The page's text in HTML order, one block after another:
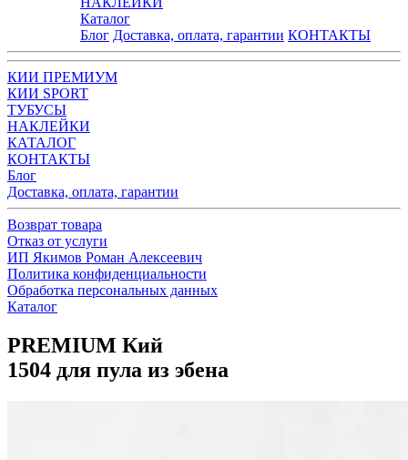
Каталог
Блог Доставка, оплата, гарантии КОНТАКТЫ
КИИ ПРЕМИУМ
КИИ SPORT
ТУБУСЫ
НАКЛЕЙКИ
КАТАЛОГ
КОНТАКТЫ
Блог
Доставка, оплата, гарантии
Возврат товара
Отказ от услуги
ИП Якимов Роман Алексеевич
Политика конфиденциальности
Обработка персональных данных
Каталог
PREMIUM Кий
1504 для пула из эбена